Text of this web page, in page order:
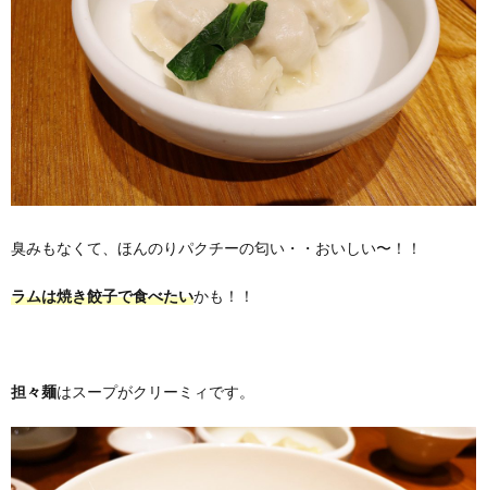
臭みもなくて、ほんのりパクチーの匂い・・おいしい〜！！
ラムは焼き餃子で食べたいかも！！
担々麺はスープがクリーミィです。